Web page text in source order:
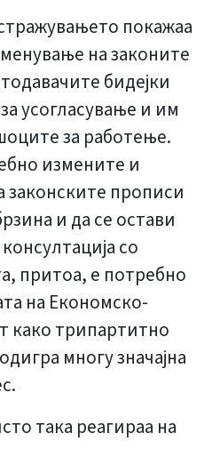
покажаа
на законите
бидејки
усогласување и им
за работење.
измените и
законските прописи
и да се остави
со
притоа, е потребно
на Економско-
како трипартитно
многу значајна
така реагираа на